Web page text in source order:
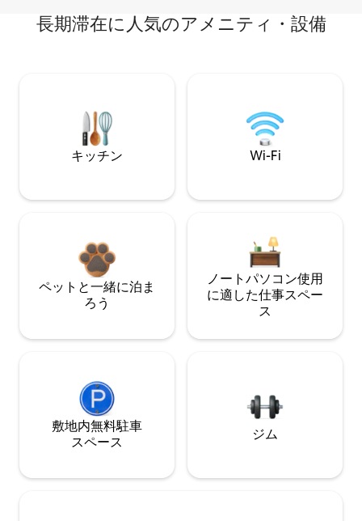
長期滞在に人気のアメニティ・設備
キッチン Wi-Fi
ペットと一緒に泊ま
ろう
ノートパソコン使用
に適した仕事スペー
ス
敷地内無料駐⁠車
ス⁠ペ⁠ー⁠ス
ジム